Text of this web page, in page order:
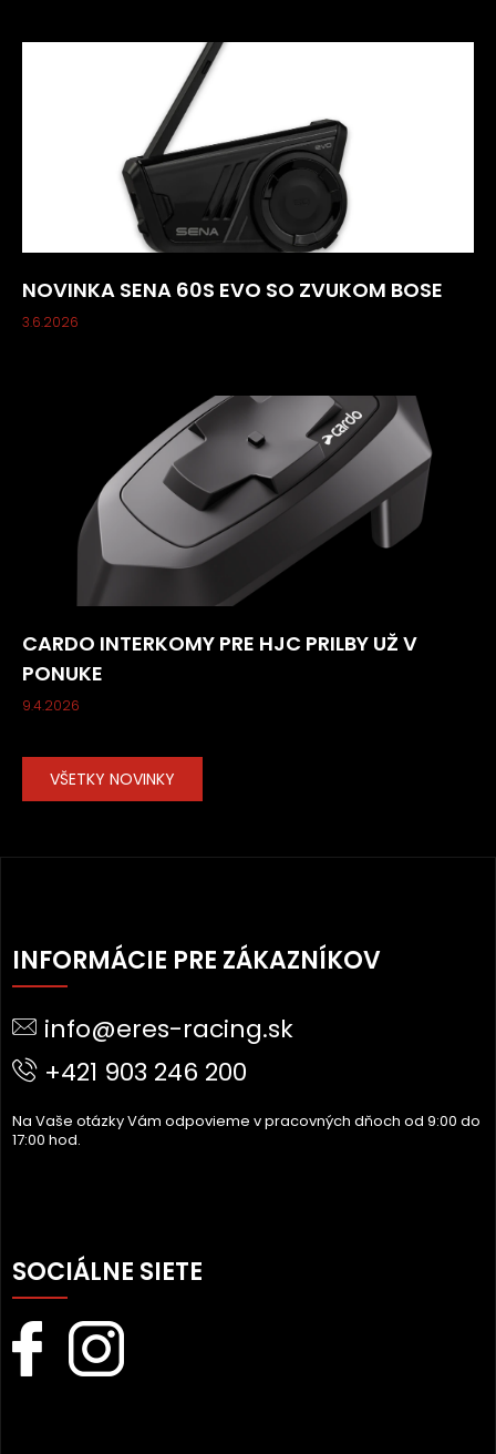
NOVINKA SENA 60S EVO SO ZVUKOM BOSE
3.6.2026
CARDO INTERKOMY PRE HJC PRILBY UŽ V
PONUKE
9.4.2026
VŠETKY NOVINKY
Á
P
T
INFORMÁCIE PRE ZÁKAZNÍKOV
info@eres-racing.sk
+421 903 246 200
Na Vaše otázky Vám odpovieme v pracovných dňoch od 9:00 do
17:00 hod.
SOCIÁLNE SIETE